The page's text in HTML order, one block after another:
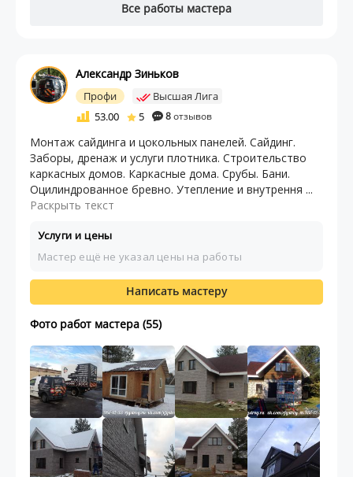
Все работы мастера
Александр Зиньков
Профи
Высшая Лига
53.00
5 8отзывов
Монтаж сайдинга и цокольных панелей. Сайдинг.
Заборы, дренаж и услуги плотника. Строительство
каркасных домов. Каркасные дома. Срубы. Бани.
Оцилиндрованное бревно. Утепление и внутрення ...
Раскрыть текст
Услуги и цены
Мастер ещё не указал цены на работы
Написать мастеру
Фото работ мастера (55)